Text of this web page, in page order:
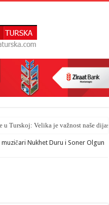
u Turskoj: Velika je važnost naše
muzičari Nukhet Duru i Soner Olgun